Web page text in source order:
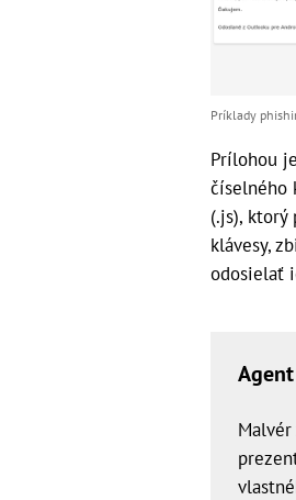
Príklady
Prílohou
číselného
(.js), ktorý
klávesy,
odosielať
Agent
Malvér